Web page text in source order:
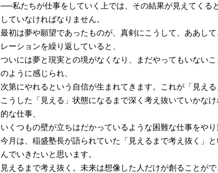
—–私たちが仕事をしていく上では、その結果が見えてくる
していなければなりません。
最初は夢や願望であったものが、真剣にこうして、ああし
レーションを繰り返していると、
ついには夢と現実との境がなくなり、まだやってもいない
のように感じられ、
次第にやれるという自信が生まれてきます。これが「見える
こうした「見える」状態になるまで深く考え抜いていかな
的な仕事、
いくつもの壁が立ちはだかっているような困難な仕事をや
今月は、稲盛塾長が語られていた「見えるまで考え抜く」
んでいきたいと思います。
見えるまで考え抜く。未来は想像した人だけが創ることがで